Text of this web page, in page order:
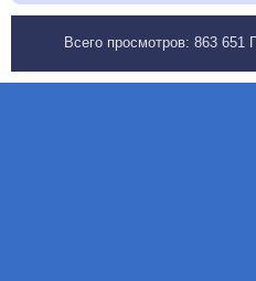
Всего просмотров: 863 651